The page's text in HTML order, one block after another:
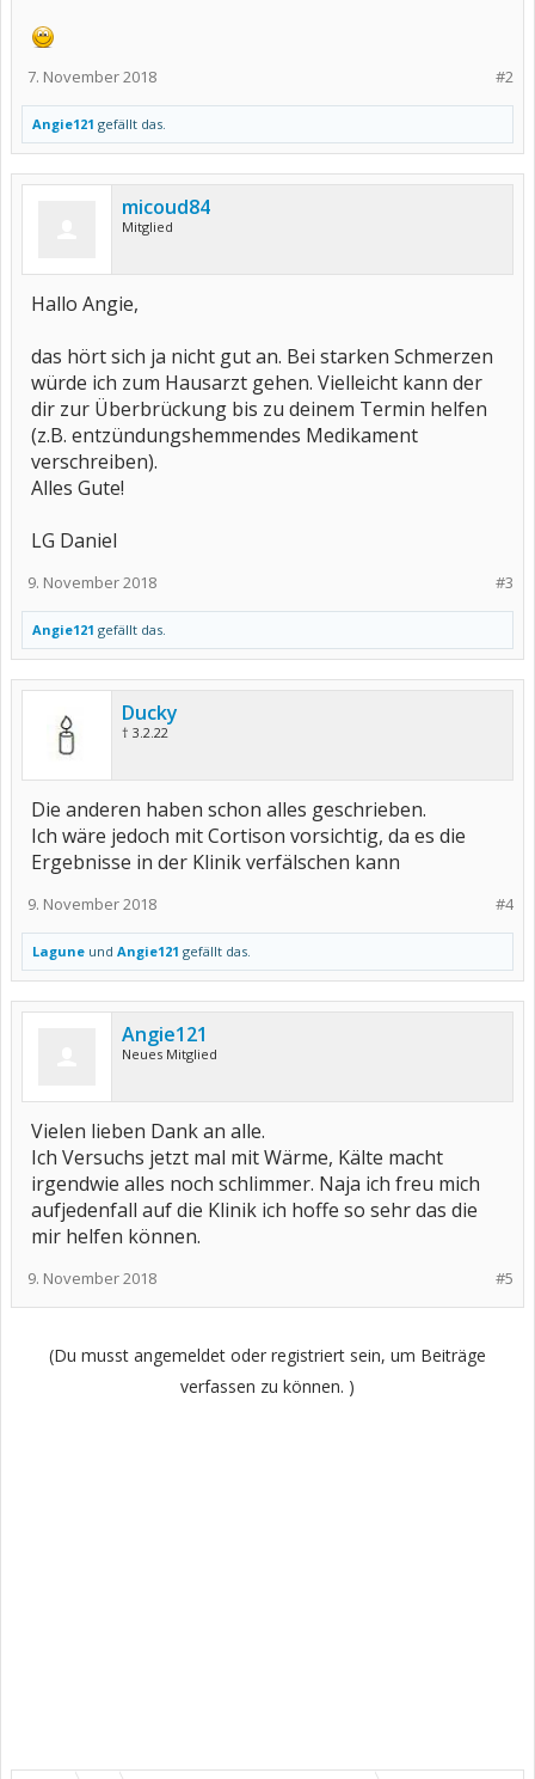
#2
7. November 2018
Angie121 gefällt das.
micoud84
Mitglied
Hallo Angie,
das hört sich ja nicht gut an. Bei starken Schmerzen
würde ich zum Hausarzt gehen. Vielleicht kann der
dir zur Überbrückung bis zu deinem Termin helfen
(z.B. entzündungshemmendes Medikament
verschreiben).
Alles Gute!
LG Daniel
#3
9. November 2018
Angie121 gefällt das.
Ducky
† 3.2.22
Die anderen haben schon alles geschrieben.
Ich wäre jedoch mit Cortison vorsichtig, da es die
Ergebnisse in der Klinik verfälschen kann
#4
9. November 2018
Lagune und Angie121 gefällt das.
Angie121
Neues Mitglied
Vielen lieben Dank an alle.
Ich Versuchs jetzt mal mit Wärme, Kälte macht
irgendwie alles noch schlimmer. Naja ich freu mich
aufjedenfall auf die Klinik ich hoffe so sehr das die
mir helfen können.
#5
9. November 2018
(Du musst angemeldet oder registriert sein, um Beiträge
verfassen zu können. )